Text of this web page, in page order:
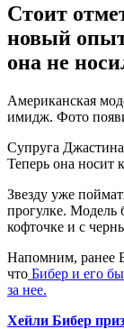
Стоит
новый
она не
Американская
имидж. Фото
Супруга
Теперь она носит
Звезду уже
прогулке. Модель
кофточке и с
Напомним, ранее
что Бибер и его
за нее.
Хейли Бибер